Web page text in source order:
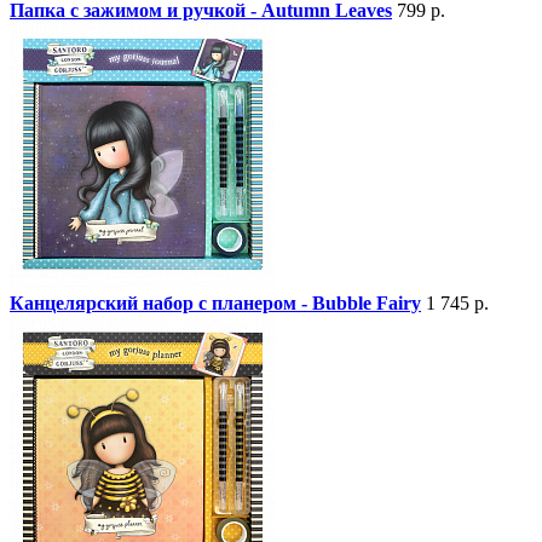
Папка с зажимом и ручкой - Autumn Leaves 799 р.
Канцелярский набор с планером - Bubble Fairy 1 745 р.